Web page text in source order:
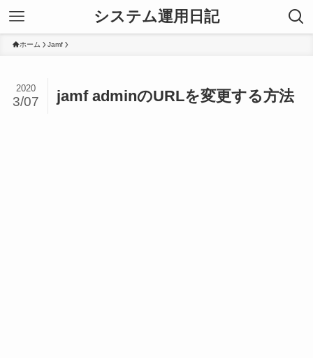
システム運用日記
ホーム Jamf
jamf adminのURLを変更する方法
2020
3/07